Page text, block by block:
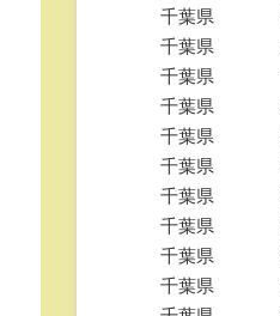
千葉県
千葉県
千葉県
千葉県
千葉県
千葉県
千葉県
千葉県
千葉県
千葉県